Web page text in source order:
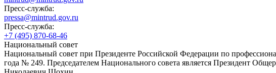
Пресс-служба:
pressa@mintrud.gov.ru
Пресс-служба:
+7 (495) 870-68-46
Национальный совет
Национальный совет при Президенте Российской Федерации по
года № 249. Председателем Национального совета является Президент